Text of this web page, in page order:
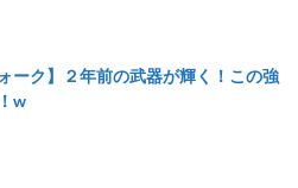
ーク】２年前の武器が輝く！この強
w